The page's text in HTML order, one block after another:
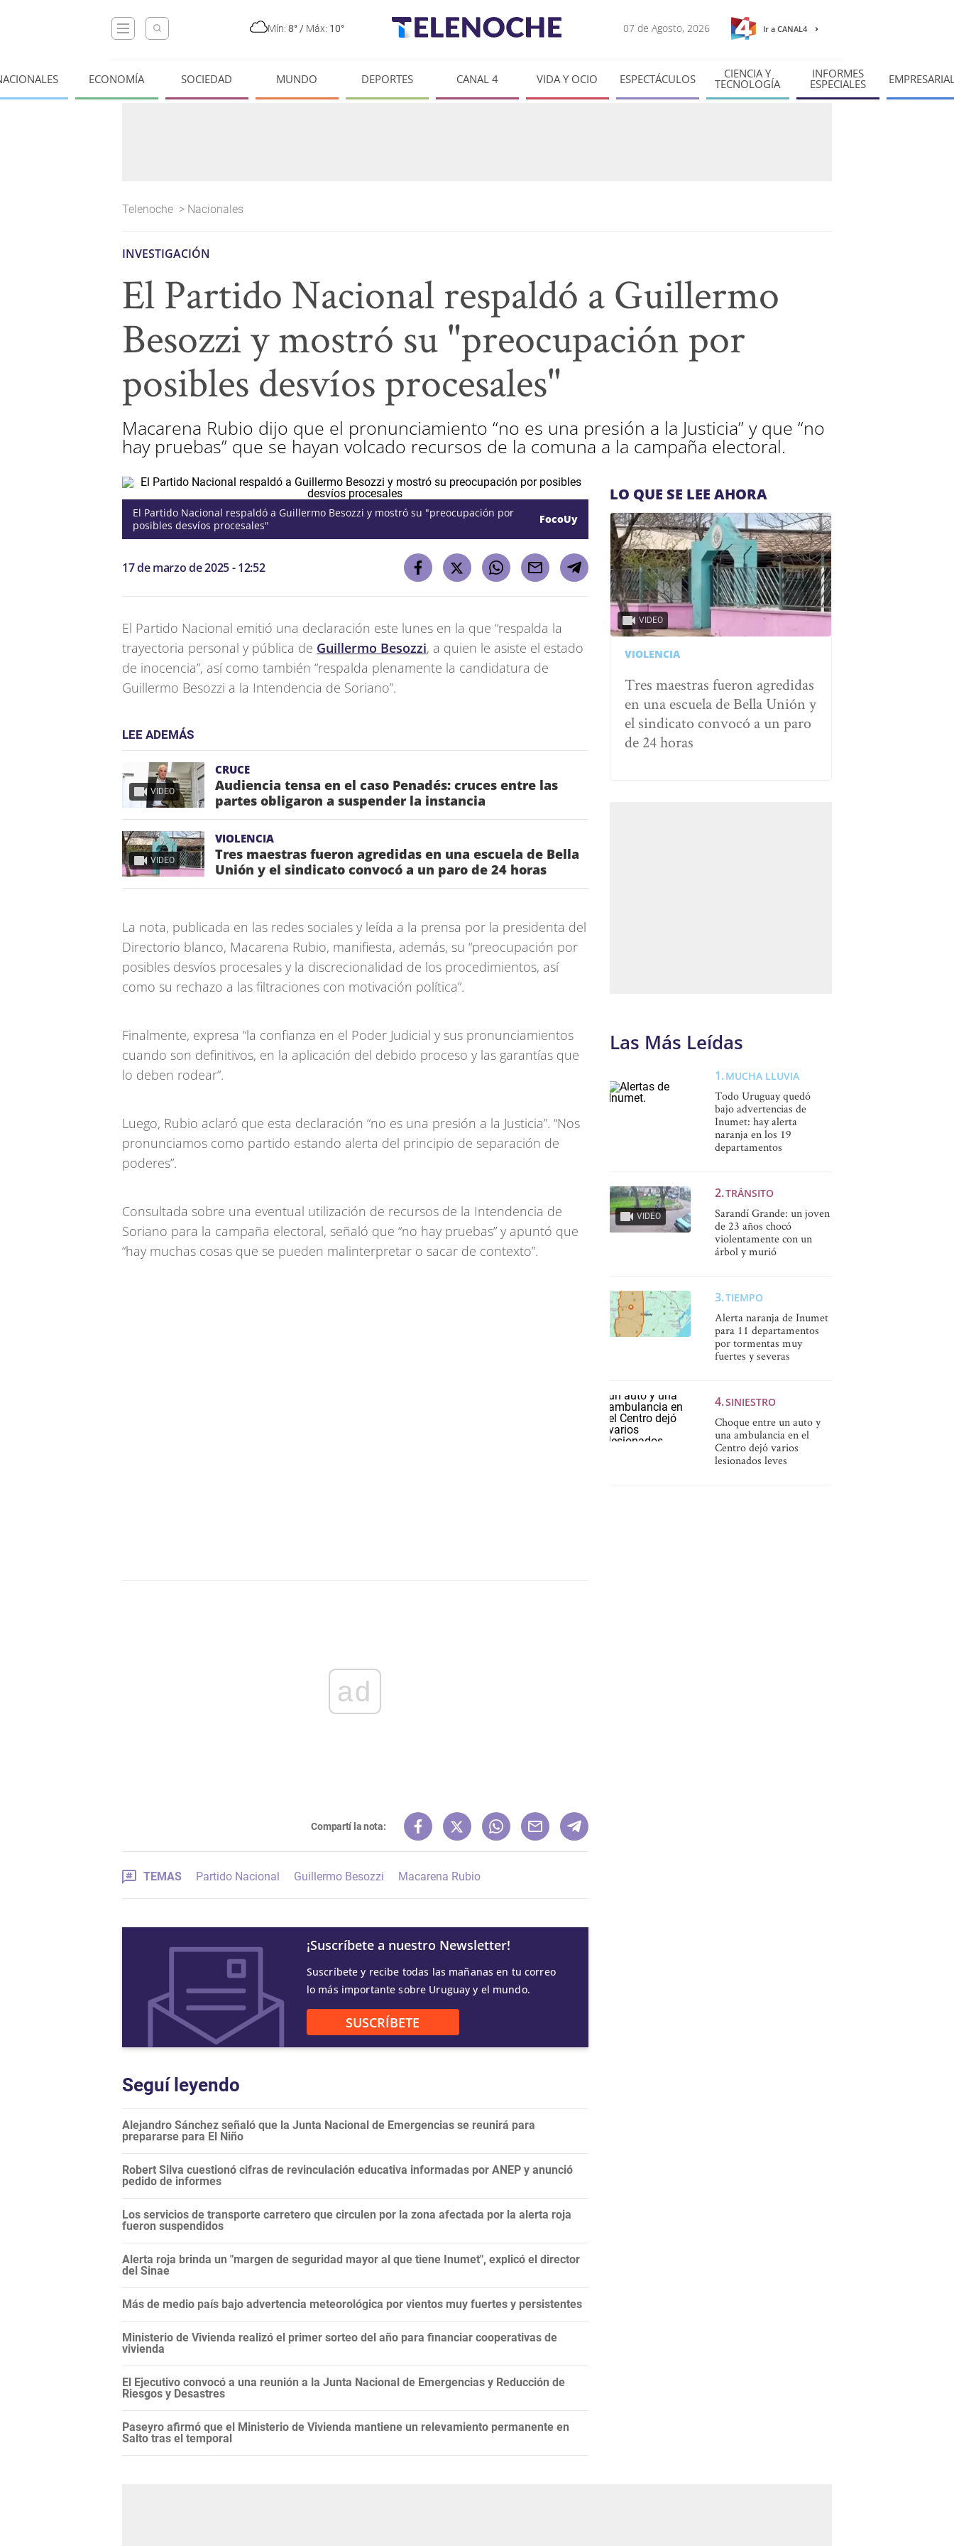
Mín: 8° / Máx: 10° 07 de Agosto, 2026 Ir a CANAL4
ECONOMÍA SOCIEDAD MUNDO DEPORTES CANAL 4 VIDA Y OCIO ESPECTÁCULOS CIENCIA Y
TECNOLOGÍA
INFORMES
ESPECIALES
Telenoche > Nacionales
INVESTIGACIÓN
El Partido Nacional respaldó a Guillermo
Besozzi y mostró su "preocupación por
posibles desvíos procesales"
Macarena Rubio dijo que el pronunciamiento “no es una presión a la Justicia” y que “no
hay pruebas” que se hayan volcado recursos de la comuna a la campaña electoral.
El Partido Nacional respaldó a Guillermo Besozzi y mostró su "preocupación por
posibles desvíos procesales"
FocoUy
17 de marzo de 2025 - 12:52
El Partido Nacional emitió una declaración este lunes en la que “respalda la
trayectoria personal y pública de Guillermo Besozzi, a quien le asiste el estado
de inocencia”, así como también “respalda plenamente la candidatura de
Guillermo Besozzi a la Intendencia de Soriano”.
LEE ADEMÁS
VIDEO
CRUCE
Audiencia tensa en el caso Penadés: cruces entre las
partes obligaron a suspender la instancia
VIDEO
VIOLENCIA
Tres maestras fueron agredidas en una escuela de Bella
Unión y el sindicato convocó a un paro de 24 horas
La nota, publicada en las redes sociales y leída a la prensa por la presidenta del
Directorio blanco, Macarena Rubio, manifiesta, además, su “preocupación por
posibles desvíos procesales y la discrecionalidad de los procedimientos, así
como su rechazo a las filtraciones con motivación política”.
Finalmente, expresa “la confianza en el Poder Judicial y sus pronunciamientos
cuando son definitivos, en la aplicación del debido proceso y las garantías que
lo deben rodear”.
Luego, Rubio aclaró que esta declaración “no es una presión a la Justicia”. “Nos
pronunciamos como partido estando alerta del principio de separación de
poderes”.
Consultada sobre una eventual utilización de recursos de la Intendencia de
Soriano para la campaña electoral, señaló que “no hay pruebas” y apuntó que
“hay muchas cosas que se pueden malinterpretar o sacar de contexto”.
ad
Compartí la nota:
TEMAS Partido Nacional Guillermo Besozzi Macarena Rubio
¡Suscríbete a nuestro Newsletter!
Suscríbete y recibe todas las mañanas en tu correo
lo más importante sobre Uruguay y el mundo.
SUSCRÍBETE
Seguí leyendo
Alejandro Sánchez señaló que la Junta Nacional de Emergencias se reunirá para
prepararse para El Niño
Robert Silva cuestionó cifras de revinculación educativa informadas por ANEP y anunció
pedido de informes
Los servicios de transporte carretero que circulen por la zona afectada por la alerta roja
fueron suspendidos
Alerta roja brinda un "margen de seguridad mayor al que tiene Inumet", explicó el director
del Sinae
Más de medio país bajo advertencia meteorológica por vientos muy fuertes y persistentes
Ministerio de Vivienda realizó el primer sorteo del año para financiar cooperativas de
vivienda
El Ejecutivo convocó a una reunión a la Junta Nacional de Emergencias y Reducción de
Riesgos y Desastres
Paseyro afirmó que el Ministerio de Vivienda mantiene un relevamiento permanente en
Salto tras el temporal
LO QUE SE LEE AHORA
VIDEO
VIOLENCIA
Tres maestras fueron agredidas
en una escuela de Bella Unión y
el sindicato convocó a un paro
de 24 horas
Las Más Leídas
MUCHA LLUVIA
Todo Uruguay quedó
bajo advertencias de
Inumet: hay alerta
naranja en los 19
departamentos
VIDEO
TRÁNSITO
Sarandí Grande: un joven
de 23 años chocó
violentamente con un
árbol y murió
TIEMPO
Alerta naranja de Inumet
para 11 departamentos
por tormentas muy
fuertes y severas
SINIESTRO
Choque entre un auto y
una ambulancia en el
Centro dejó varios
lesionados leves